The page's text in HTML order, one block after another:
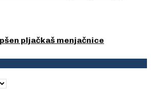
pljačkaš menjačnice